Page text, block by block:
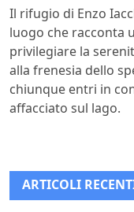
Il rifugio di Enzo
luogo che racconta
privilegiare la
alla frenesia dello
chiunque entri in
affacciato sul lago.
ARTICOLI